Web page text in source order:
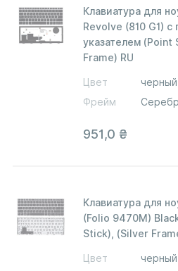
Клавиатура для
Revolve (810 G1)
указателем (Point
Frame) RU
Цвет
черный
Фрейм
951,0 ₴
Клавиатура для
(Folio 9470M)
Stick), (Silver
Цвет черный